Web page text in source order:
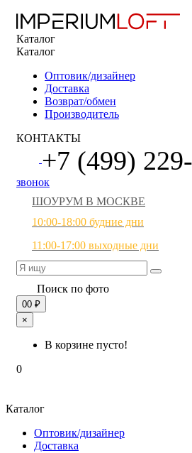
Каталог
Каталог
Оптовик/дизайнер
Доставка
Возврат/обмен
Производитель
КОНТАКТЫ
+7 (499)
звонок
ШОУРУМ В МОСКВЕ
10:00-18:00 будние дни
11:00-17:00 выходные дни
Поиск по фото
00 ₽
×
В корзине пусто!
0
Каталог
Оптовик/дизайнер
Доставка